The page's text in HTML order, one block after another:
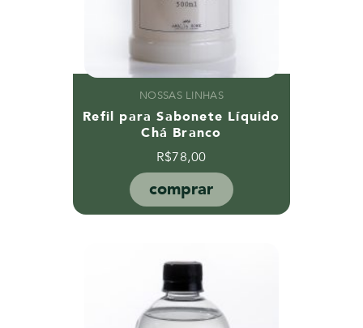
NOSSAS LINHAS
Refil para Sabonete Líquido
Chá Branco
R$78,00
comprar